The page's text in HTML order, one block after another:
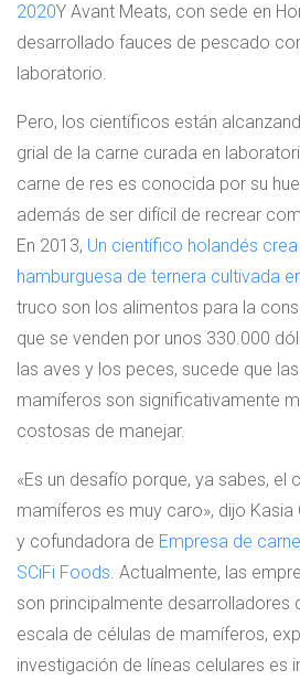
2020Y Avant Meats, con sede en
desarrollado fauces de pescado
laboratorio.
Pero, los científicos están
grial de la carne curada en
carne de res es conocida por su
además de ser difícil de recrear
En 2013, Un científico holandés
hamburguesa de ternera cultivada
truco son los alimentos para la
que se venden por unos 330.000
las aves y los peces, sucede que
mamíferos son significativamente
costosas de manejar.
«Es un desafío porque, ya sabes, el
mamíferos es muy caro», dijo
y cofundadora de Empresa de
SCiFi Foods. Actualmente, las
son principalmente desarrolladores
escala de células de mamíferos,
investigación de líneas celulares es